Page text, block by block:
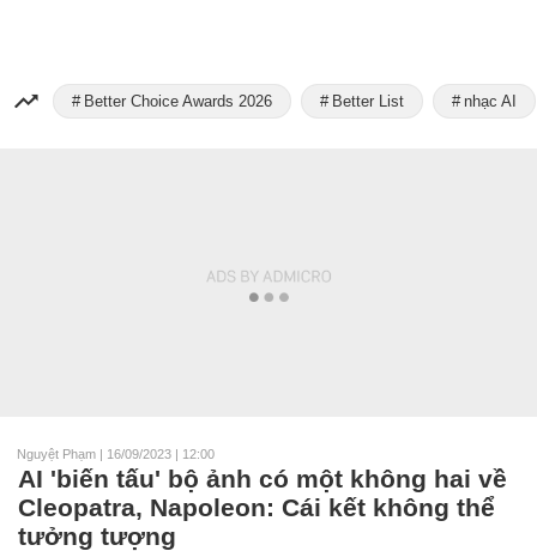
Better Choice Awards 2026 Better List nhạc AI
Nguyệt Phạm | 16/09/2023 | 12:00
AI 'biến tấu' bộ ảnh có một không hai về
Cleopatra, Napoleon: Cái kết không thể
tưởng tượng